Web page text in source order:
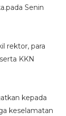
Senin
rektor, para
KKN
kepada
keselamatan